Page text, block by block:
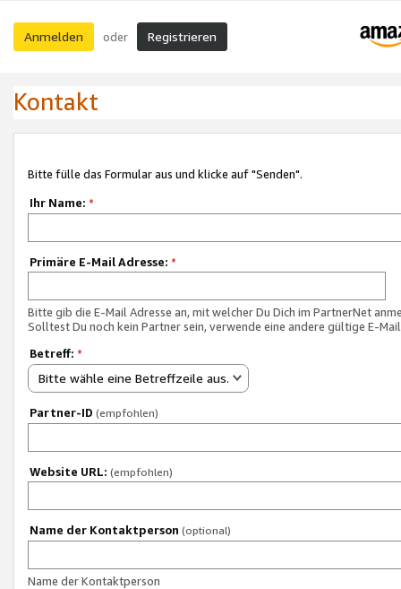
Anmelden oder Registrieren
Kontakt
Bitte fülle das Formular aus und klicke auf "Senden".
Ihr Name: *
Primäre E-Mail Adresse: *
Bitte gib die E-Mail Adresse an, mit welcher Du Dich im PartnerNet
Solltest Du noch kein Partner sein, verwende eine andere gültige E-
Betreff: *
Bitte wähle eine Betreffzeile aus.
Partner-ID (empfohlen)
Website URL: (empfohlen)
Name der Kontaktperson (optional)
Name der Kontaktperson